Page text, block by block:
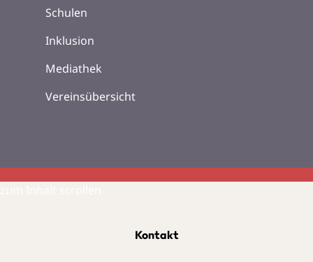
Schulen
Inklusion
Mediathek
Vereinsübersicht
Kontakt